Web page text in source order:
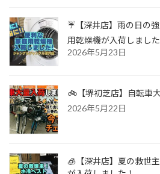
☔【深井店】雨の日の
用乾燥機が入荷しました
2026年5月23日
🚲【堺初芝店】自転車
2026年5月22日
🧊【深井店】夏の救世